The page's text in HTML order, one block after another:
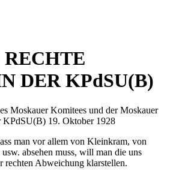
DER KPdSU(B)
Moskauer Komitees und der Moskauer
19. Oktober 1928
man vor allem von Kleinkram, von
absehen muss, will man die uns
rechten Abweichung klarstellen.